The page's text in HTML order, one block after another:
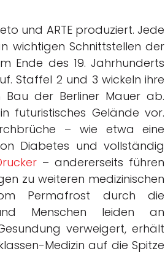
und ARTE produziert. Jede
wichtigen Schnittstellen der
Ende des 19. Jahrhunderts
Staffel 2 und 3 wickeln ihre
der Berliner Mauer ab.
futuristisches Gelände vor.
– wie etwa eine
Diabetes und vollständig
– andererseits führen
zu weiteren medizinischen
Permafrost durch die
Menschen leiden an
verweigert, erhält
Medizin auf die Spitze